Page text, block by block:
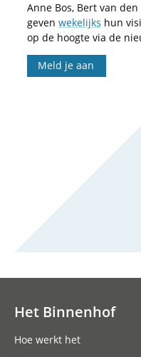
Anne Bos, Bert van
geven wekelijks hun
op de hoogte via de
Meld je aan
Het Binnenhof
Hoe werkt het